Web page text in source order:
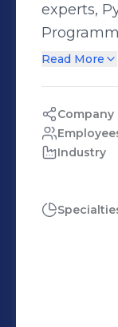
experts,
mission is
quality
our
Read More
Company
Industry